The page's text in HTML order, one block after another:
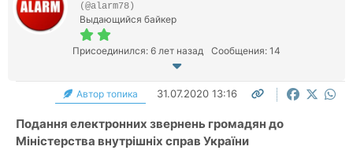
(@alarm78)
Выдающийся байкер
Присоединился: 6 лет назад Сообщения: 14
Автор топика 31.07.2020 13:16
Подання електронних звернень громадян до
Міністерства внутрішніх справ України